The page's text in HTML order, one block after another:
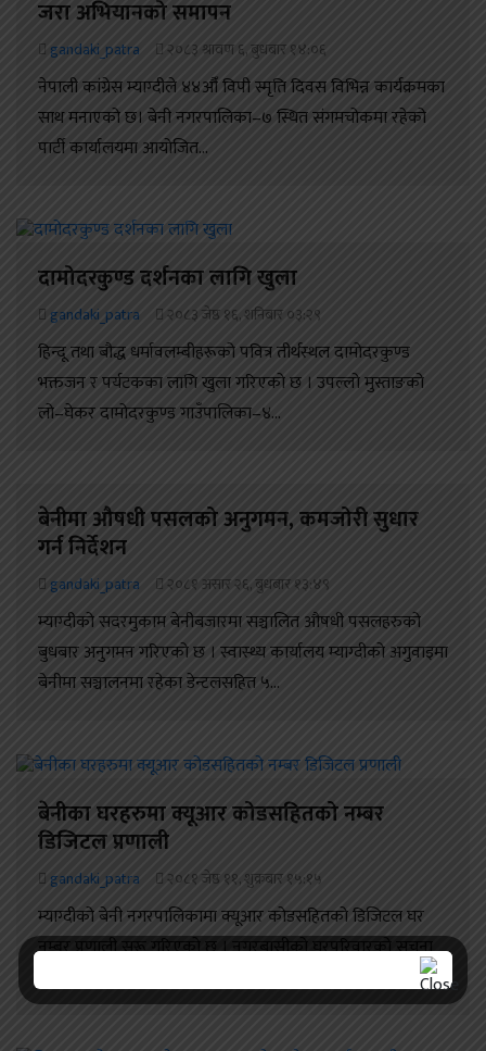
जरा अभियानको समापन
gandaki_patra २०८३ श्रावण ६, बुधबार १४:०६
नेपाली कांग्रेस म्याग्दीले ४४औँ विपी स्मृति दिवस विभिन्न कार्यक्रमका
साथ मनाएको छ। बेनी नगरपालिका–७ स्थित संगमचोकमा रहेको
पार्टी कार्यालयमा आयोजित...
दामोदरकुण्ड दर्शनका लागि खुला
gandaki_patra २०८३ जेष्ठ १६, शनिबार ०३:२९
हिन्दू तथा बौद्ध धर्मावलम्बीहरूको पवित्र तीर्थस्थल दामोदरकुण्ड
भक्तजन र पर्यटकका लागि खुला गरिएको छ । उपल्लो मुस्ताङको
लो–घेकर दामोदरकुण्ड गाउँपालिका–४...
बेनीमा औषधी पसलको अनुगमन, कमजोरी सुधार
गर्न निर्देशन
gandaki_patra २०८१ असार २६, बुधबार १३:४९
म्याग्दीको सदरमुकाम बेनीबजारमा सञ्चालित औषधी पसलहरुको
बुधबार अनुगमन गरिएको छ । स्वास्थ्य कार्यालय म्याग्दीको अगुवाइमा
बेनीमा सञ्चालनमा रहेका डेन्टलसहित ५...
बेनीका घरहरुमा क्यूआर कोडसहितको नम्बर
डिजिटल प्रणाली
gandaki_patra २०८१ जेष्ठ ११, शुक्रबार १५:१५
म्याग्दीको बेनी नगरपालिकामा क्यूआर कोडसहितको डिजिटल घर
नम्बर प्रणाली सुरू गरिएको छ । नगरबासीको घरपरिवारको सूचना